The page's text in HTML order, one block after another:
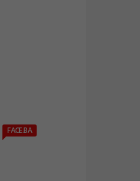
FACE.BA